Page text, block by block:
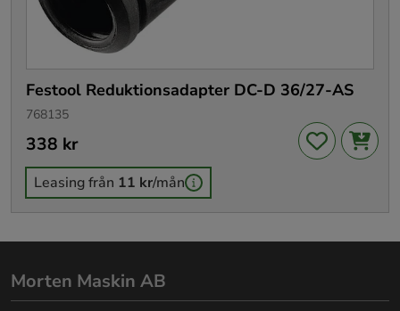
Festool Reduktionsadapter DC-D 36/27-AS
768135
Pris: 338 kr
338 kr
Leasing från 11 kr/mån
Morten Maskin AB